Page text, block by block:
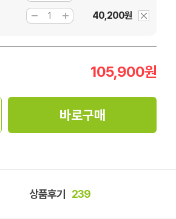
40,200원
105,900원
바로구매
상품후기 239